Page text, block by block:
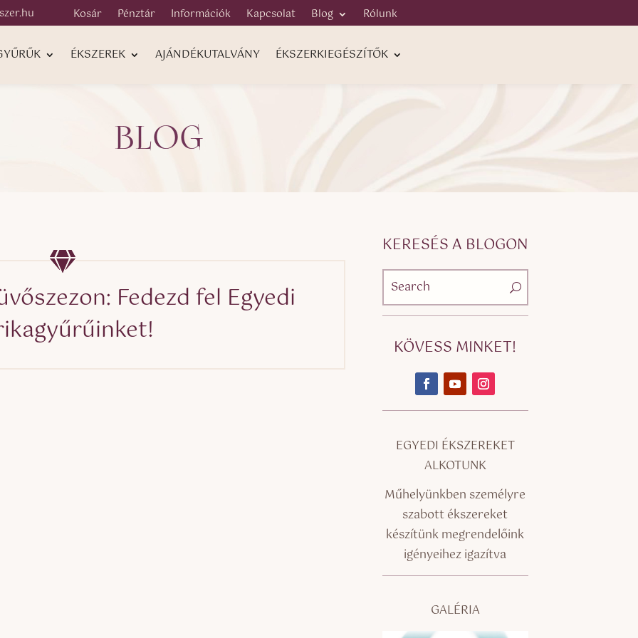
Kosár Pénztár Információk Kapcsolat Blog Rólunk
ÉKSZEREK AJÁNDÉKUTALVÁNY ÉKSZERKIEGÉSZÍTŐK
BLOG
Fedezd fel Egyedi
KERESÉS A BLOGON
KÖVESS MINKET!
EGYEDI ÉKSZEREKET
ALKOTUNK
Műhelyünkben személyre
szabott ékszereket
készítünk megrendelőink
igényeihez igazítva
GALÉRIA